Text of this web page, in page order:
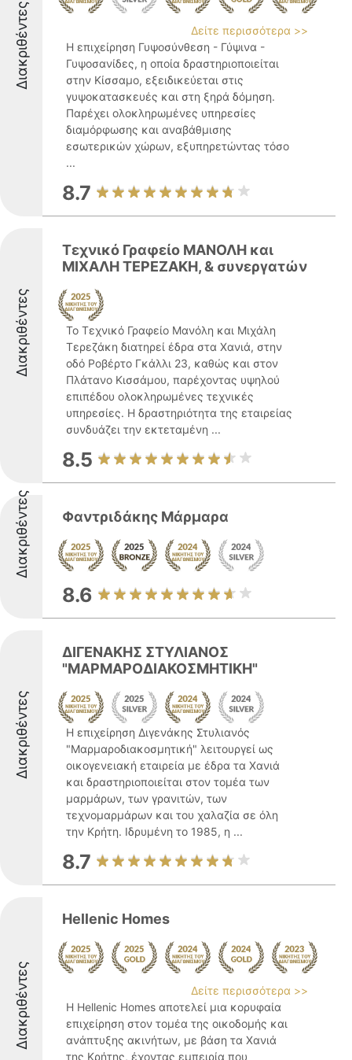
Διακριθέντες
Δείτε περισσότερα >>
Η επιχείρηση Γυψοσύνθεση - Γύψινα -
Γυψοσανίδες, η οποία δραστηριοποιείται
στην Κίσσαμο, εξειδικεύεται στις
γυψοκατασκευές και στη ξηρά δόμηση.
Παρέχει ολοκληρωμένες υπηρεσίες
διαμόρφωσης και αναβάθμισης
εσωτερικών χώρων, εξυπηρετώντας τόσο
...
8.7
Διακριθέντες
Τεχνικό Γραφείο ΜΑΝΟΛΗ και
ΜΙΧΑΛΗ ΤΕΡΕΖΑΚΗ, & συνεργατών
Το Τεχνικό Γραφείο Μανόλη και Μιχάλη
Τερεζάκη διατηρεί έδρα στα Χανιά, στην
οδό Ροβέρτο Γκάλλι 23, καθώς και στον
Πλάτανο Κισσάμου, παρέχοντας υψηλού
επιπέδου ολοκληρωμένες τεχνικές
υπηρεσίες. Η δραστηριότητα της εταιρείας
συνδυάζει την εκτεταμένη ...
8.5
Διακριθέντες Φαντριδάκης Μάρμαρα
8.6
Διακριθέντες
ΔΙΓΕΝΑΚΗΣ ΣΤΥΛΙΑΝΟΣ
"ΜΑΡΜΑΡΟΔΙΑΚΟΣΜΗΤΙΚΗ"
Η επιχείρηση Διγενάκης Στυλιανός
"Μαρμαροδιακοσμητική" λειτουργεί ως
οικογενειακή εταιρεία με έδρα τα Χανιά
και δραστηριοποιείται στον τομέα των
μαρμάρων, των γρανιτών, των
τεχνομαρμάρων και του χαλαζία σε όλη
την Κρήτη. Ιδρυμένη το 1985, η ...
8.7
Διακριθέντες
Hellenic Homes
Δείτε περισσότερα >>
Η Hellenic Homes αποτελεί μια κορυφαία
επιχείρηση στον τομέα της οικοδομής και
ανάπτυξης ακινήτων, με βάση τα Χανιά
της Κρήτης, έχοντας εμπειρία που